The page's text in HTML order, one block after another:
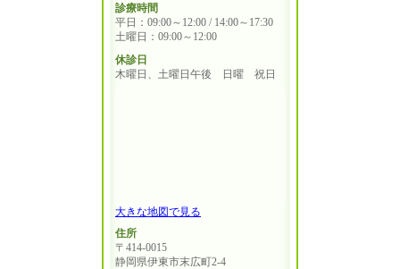
診療時間
平日：09:00～12:00 / 14:00～17:30
土曜日：09:00～12:00
休診日
木曜日、土曜日午後 日曜 祝日
大きな地図で見る
住所
〒414-0015
静岡県伊東市末広町2-4